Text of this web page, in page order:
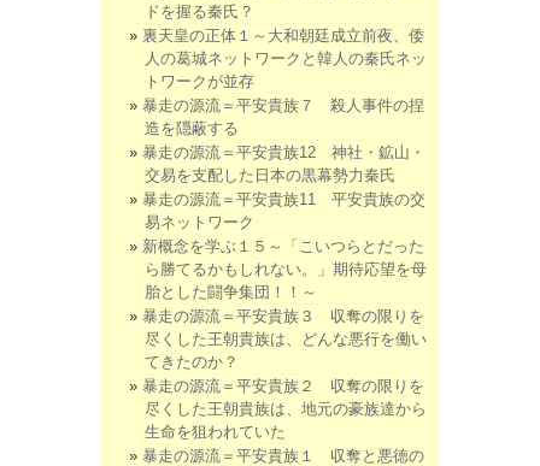
ドを握る秦氏？
裏天皇の正体１～大和朝廷成立前夜、倭
人の葛城ネットワークと韓人の秦氏ネッ
トワークが並存
暴走の源流＝平安貴族７ 殺人事件の捏
造を隠蔽する
暴走の源流＝平安貴族12 神社・鉱山・
交易を支配した日本の黒幕勢力秦氏
暴走の源流＝平安貴族11 平安貴族の交
易ネットワーク
新概念を学ぶ１５～「こいつらとだった
ら勝てるかもしれない。」期待応望を母
胎とした闘争集団！！～
暴走の源流＝平安貴族３ 収奪の限りを
尽くした王朝貴族は、どんな悪行を働い
てきたのか？
暴走の源流＝平安貴族２ 収奪の限りを
尽くした王朝貴族は、地元の豪族達から
生命を狙われていた
暴走の源流＝平安貴族１ 収奪と悪徳の